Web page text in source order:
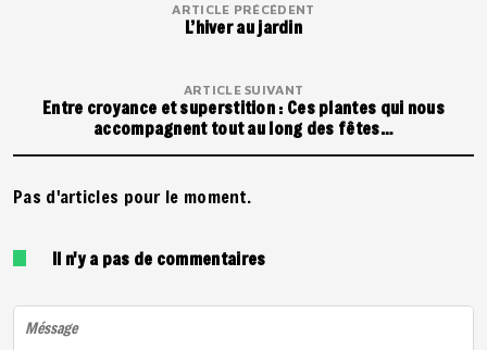
ARTICLE PRÉCÉDENT
L’hiver au jardin
ARTICLE SUIVANT
Entre croyance et superstition : Ces plantes qui nous
accompagnent tout au long des fêtes…
Pas d'articles pour le moment.
Il n'y a pas de commentaires